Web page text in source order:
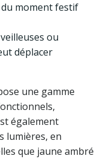
moment festif
ou
déplacer
une gamme
également
lumières, en
que jaune ambré